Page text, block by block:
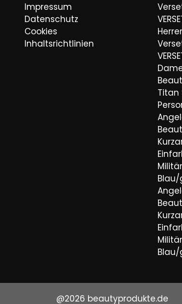
Impressum
Datenschutz
Cookies
Inhaltsrichtlinien
Titan
Blau/
Blau/
@2026 beautyprodukte.de